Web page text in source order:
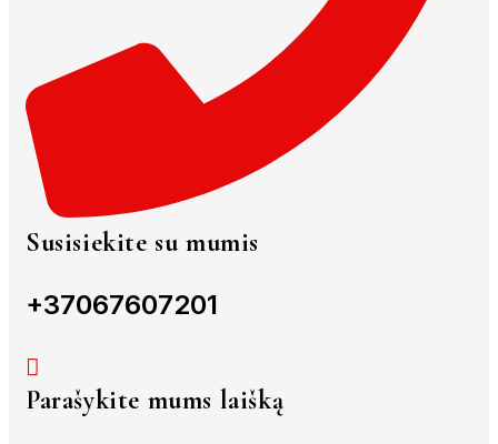
Susisiekite su mumis
+37067607201
Parašykite mums laišką